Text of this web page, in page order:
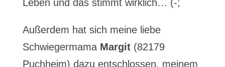
Leben und das stimmt wirklich… (-;
Außerdem hat sich meine liebe
Schwiegermama Margit (82179
Puchheim) dazu entschlossen, meinem